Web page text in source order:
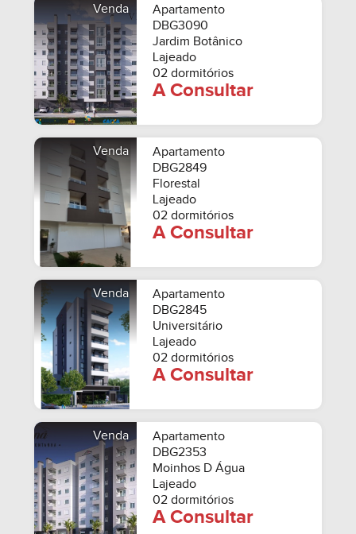
Venda
Apartamento
DBG3090
Jardim Botânico
Lajeado
02 dormitórios
A Consultar
Venda
Apartamento
DBG2849
Florestal
Lajeado
02 dormitórios
A Consultar
Venda
Apartamento
DBG2845
Universitário
Lajeado
02 dormitórios
A Consultar
Venda
Apartamento
DBG2353
Moinhos D Água
Lajeado
02 dormitórios
A Consultar